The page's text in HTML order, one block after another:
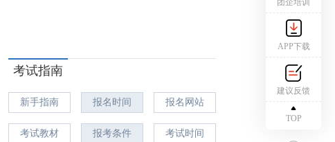
考试指南
新手指南 报名时间 报名网站
考试教材 报考条件 考试时间
APP下载
建议反馈
TOP